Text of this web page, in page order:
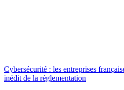
Cybersécurité : les entreprises
inédit de la réglementation